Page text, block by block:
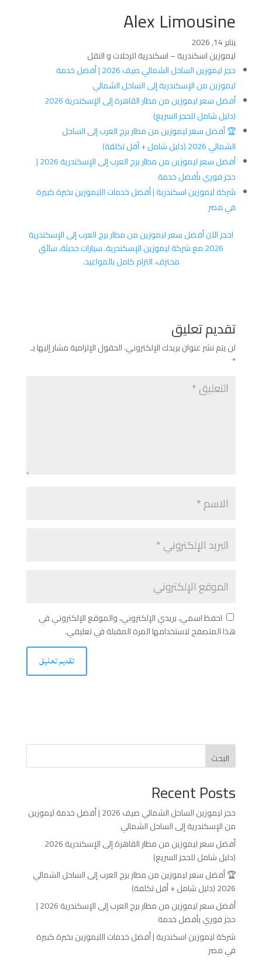
Alex Limousine
يناير 14, 2026
ليموزين اسكندرية – اسكندرية للرحلات و النقل
حجز ليموزين الساحل الشمالي صيف 2026 | أفضل خدمة
ليموزين من الإسكندرية إلى الساحل الشمالي
أفضل سعر ليموزين من مطار القاهرة إلى الإسكندرية 2026
(دليل شامل للحجز السريع)
🏆 أفضل سعر ليموزين من مطار برج العرب إلى الساحل
الشمالي 2026 (دليل شامل + أقل تكلفة)
أفضل سعر ليموزين من مطار برج العرب إلى الإسكندرية 2026 |
حجز فوري بأفضل خدمة
شركة ليموزين اسكندرية | أفضل خدمات الليموزين بخبرة كبيرة
في مصر
احجز الآن أفضل سعر ليموزين من مطار برج العرب إلى الإسكندرية
2026 مع شركة ليموزين الإسكندرية. سيارات حديثة، سائق
محترف، التزام كامل بالمواعيد.
تقديم تعليق
لن يتم نشر عنوان بريدك الإلكتروني.الحقول الإلزامية مشار إليها بـ
*
احفظ اسمي، بريدي الإلكتروني، والموقع الإلكتروني في
هذا المتصفح لاستخدامها المرة المقبلة في تعليقي.
البحث
Recent Posts
حجز ليموزين الساحل الشمالي صيف 2026 | أفضل خدمة ليموزين
من الإسكندرية إلى الساحل الشمالي
أفضل سعر ليموزين من مطار القاهرة إلى الإسكندرية 2026
(دليل شامل للحجز السريع)
🏆 أفضل سعر ليموزين من مطار برج العرب إلى الساحل الشمالي
2026 (دليل شامل + أقل تكلفة)
أفضل سعر ليموزين من مطار برج العرب إلى الإسكندرية 2026 |
حجز فوري بأفضل خدمة
شركة ليموزين اسكندرية | أفضل خدمات الليموزين بخبرة كبيرة
في مصر